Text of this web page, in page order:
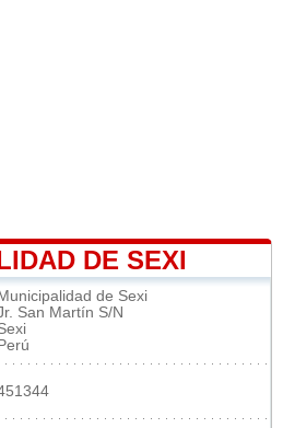
DE SEXI
de Sexi
San Martín S/N